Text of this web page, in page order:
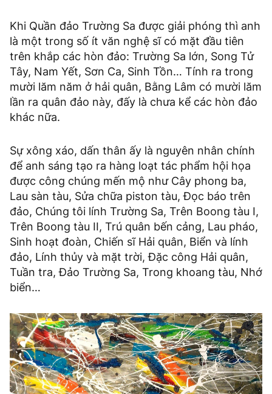
Khi Quần đảo Trường Sa được giải phóng thì anh
là một trong số ít văn nghệ sĩ có mặt đầu tiên
trên khắp các hòn đảo: Trường Sa lớn, Song Tử
Tây, Nam Yết, Sơn Ca, Sinh Tồn… Tính ra trong
mười lăm năm ở hải quân, Bằng Lâm có mười lăm
lần ra quân đảo này, đấy là chưa kể các hòn đảo
khác nữa.
Sự xông xáo, dấn thân ấy là nguyên nhân chính
để anh sáng tạo ra hàng loạt tác phẩm hội họa
được công chúng mến mộ như Cây phong ba,
Lau sàn tàu, Sửa chữa piston tàu, Đọc báo trên
đảo, Chúng tôi lính Trường Sa, Trên Boong tàu I,
Trên Boong tàu II, Trú quân bến cảng, Lau pháo,
Sinh hoạt đoàn, Chiến sĩ Hải quân, Biển và lính
đảo, Lính thủy và mặt trời, Đặc công Hải quân,
Tuần tra, Đảo Trường Sa, Trong khoang tàu, Nhớ
biển…